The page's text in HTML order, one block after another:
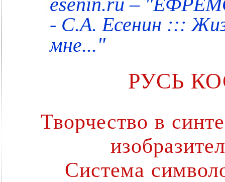
esenin.ru –
- С.А. Есенин :::
мне..."
РУСЬ
Творчество в
Система